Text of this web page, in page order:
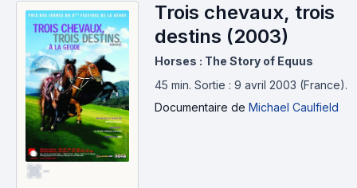
-
Trois chevaux, trois
destins (2003)
Horses : The Story of Equus
45 min. Sortie : 9 avril 2003 (France).
Documentaire de Michael Caulfield